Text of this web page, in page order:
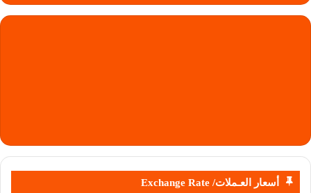
أسعار العـملات/ Exchange Rate